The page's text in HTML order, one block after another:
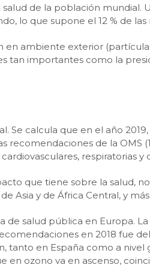
de la población mundial.
lo que supone el 12 % de
ambiente exterior
importantes como la
calcula que en el año
de la OMS
respiratorias y
que tiene sobre la salud,
Asia y de África Central, y
salud pública en Europa. La
en 2018 fue
tanto en España como a
en ozono va en ascenso,